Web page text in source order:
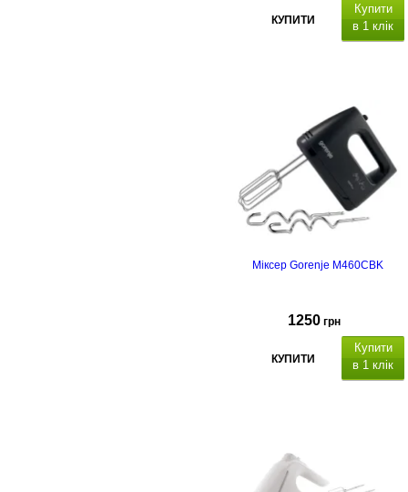
КУПИТИ
Купити
в 1 клік
Міксер Gorenje M460CBK
1250 грн
КУПИТИ
Купити
в 1 клік